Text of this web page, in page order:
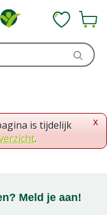
x
is tijdelijk
.
Meld je aan!